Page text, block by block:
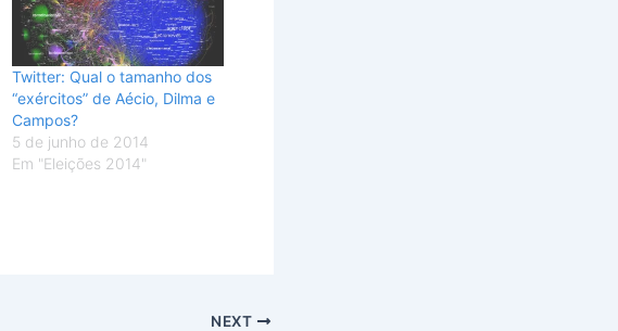
Twitter: Qual o tamanho dos
“exércitos” de Aécio, Dilma e
Campos?
5 de junho de 2014
Em "Eleições 2014"
NEXT